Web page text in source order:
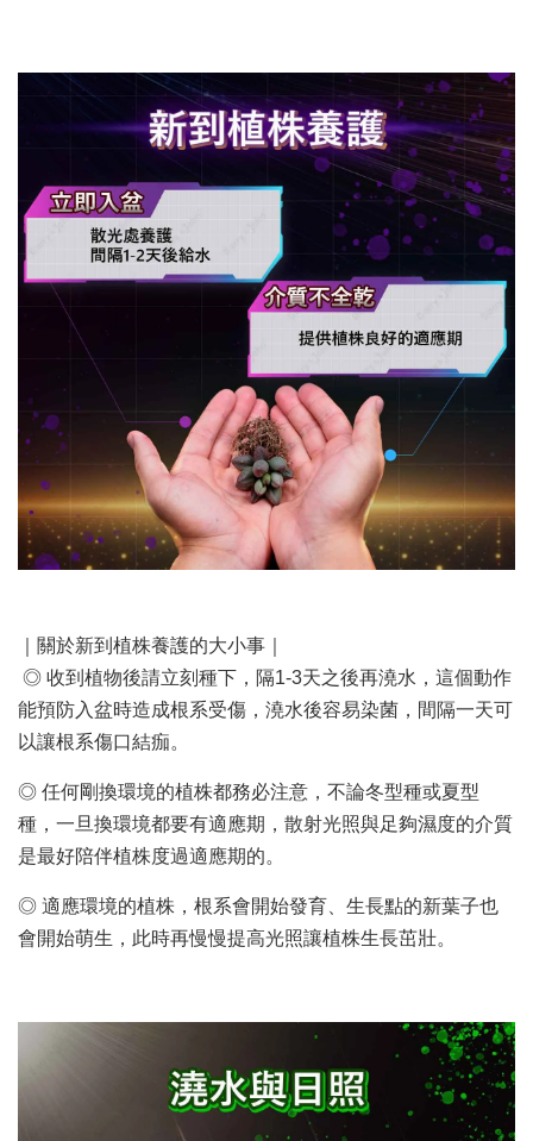
｜關於新到植株養護的大小事｜
◎ 收到植物後請立刻種下，隔1-3天之後再澆水，這個動作
能預防入盆時造成根系受傷，澆水後容易染菌，間隔一天可
以讓根系傷口結痂。
◎ 任何剛換環境的植株都務必注意，不論冬型種或夏型
種，一旦換環境都要有適應期，散射光照與足夠濕度的介質
是最好陪伴植株度過適應期的。
◎ 適應環境的植株，根系會開始發育、生長點的新葉子也
會開始萌生，此時再慢慢提高光照讓植株生長茁壯。